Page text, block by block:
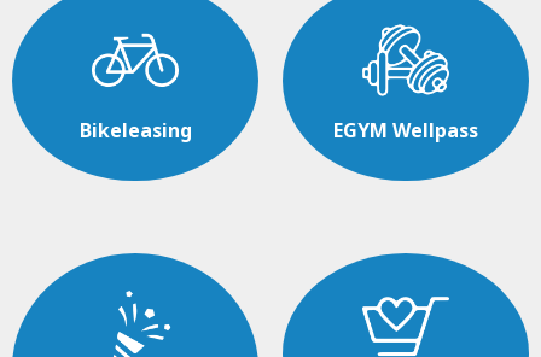
Bikeleasing EGYM Wellpass